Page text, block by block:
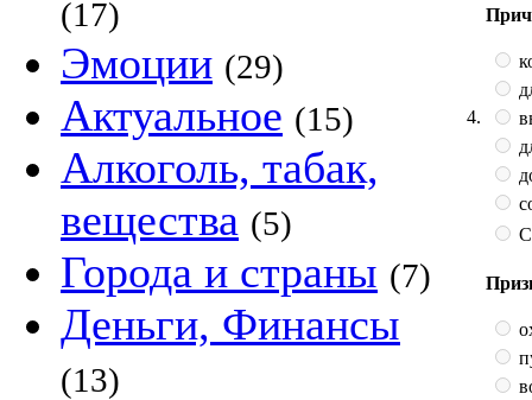
(17)
Эмоции (29)
Актуальное (15)
Алкоголь, табак,
вещества (5)
Города и страны (7)
Деньги, Финансы
(13)
4.